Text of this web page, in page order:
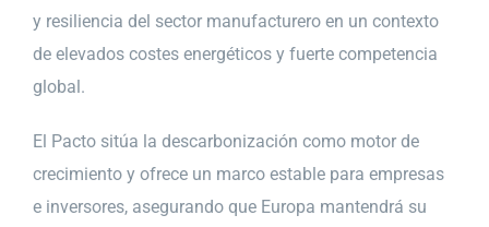
y resiliencia del sector manufacturero en un contexto
de elevados costes energéticos y fuerte competencia
global.
El Pacto sitúa la descarbonización como motor de
crecimiento y ofrece un marco estable para empresas
e inversores, asegurando que Europa mantendrá su